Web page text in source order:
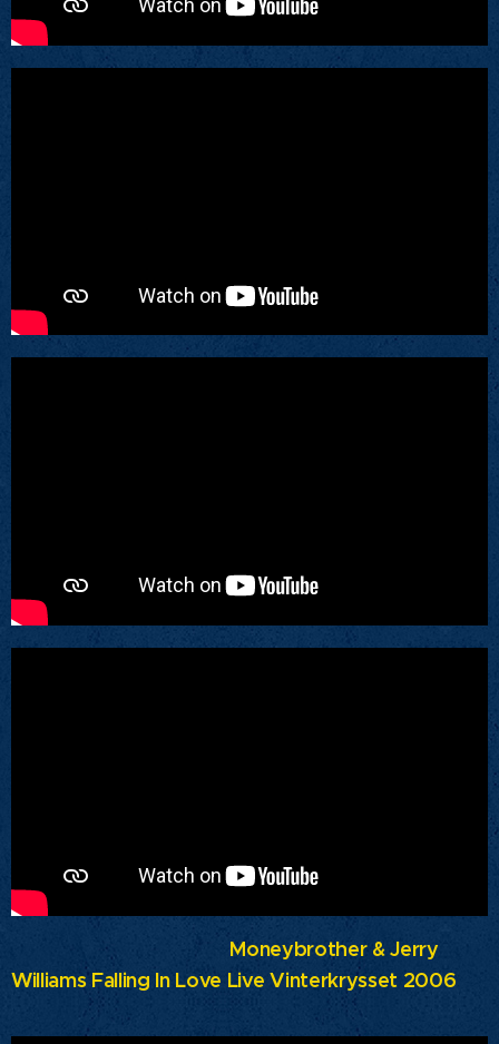
Moneybrother & Jerry
Williams Falling In Love Live Vinterkrysset 2006